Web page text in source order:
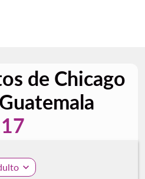
de Chicago
expand_more